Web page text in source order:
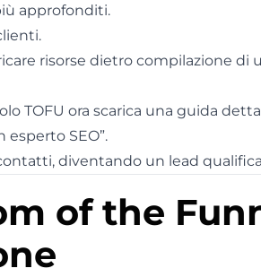
approfonditi.
risorse dietro compilazione di
TOFU ora scarica una guida
SEO”.
diventando un lead
of the